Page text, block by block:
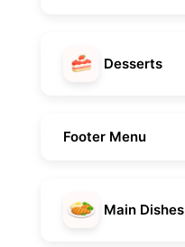
Desserts
Footer Menu
Main Dishes